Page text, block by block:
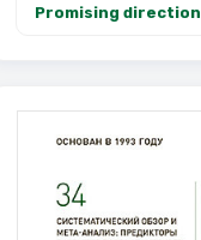
Promising